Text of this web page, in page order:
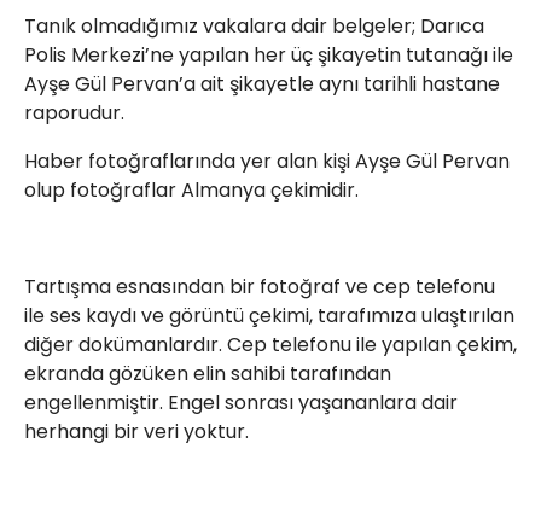
Tanık olmadığımız vakalara dair belgeler; Darıca
Polis Merkezi’ne yapılan her üç şikayetin tutanağı ile
Ayşe Gül Pervan’a ait şikayetle aynı tarihli hastane
raporudur.
Haber fotoğraflarında yer alan kişi Ayşe Gül Pervan
olup fotoğraflar Almanya çekimidir.
Tartışma esnasından bir fotoğraf ve cep telefonu
ile ses kaydı ve görüntü çekimi, tarafımıza ulaştırılan
diğer dokümanlardır. Cep telefonu ile yapılan çekim,
ekranda gözüken elin sahibi tarafından
engellenmiştir. Engel sonrası yaşananlara dair
herhangi bir veri yoktur.